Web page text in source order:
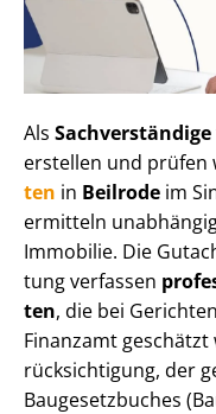
Als Sachverständige
erstellen und prüfen
ten in Beilrode im
ermitteln
Immobilie. Die
tung verfassen
ten, die bei
Finanzamt
rück­sich­ti­gung, der
Baugesetzbuches